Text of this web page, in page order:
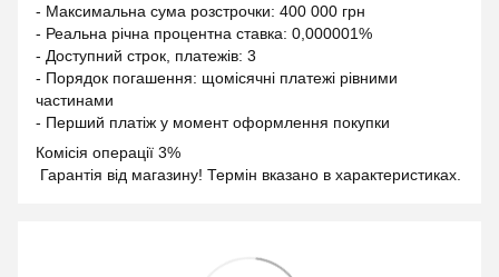
- Максимальна сума розстрочки: 400 000 грн
- Реальна річна процентна ставка: 0,000001%
- Доступний строк, платежів: 3
- Порядок погашення: щомісячні платежі рівними
частинами
- Перший платіж у момент оформлення покупки
Комісія операції 3%
Гарантія від магазину! Термін вказано в характеристиках.